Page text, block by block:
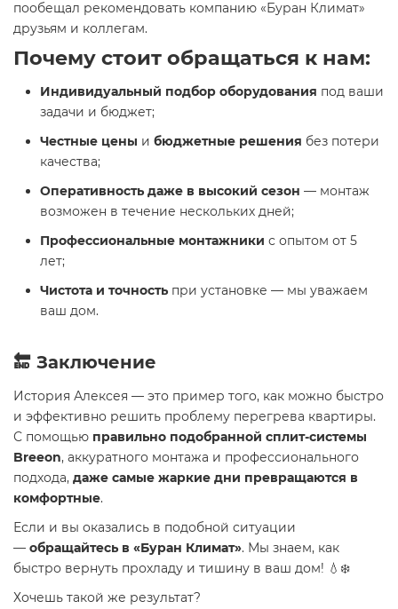
пообещал рекомендовать компанию «Буран Климат»
друзьям и коллегам.
Почему стоит обращаться к нам:
Индивидуальный подбор оборудования под ваши
задачи и бюджет;
Честные цены и бюджетные решения без потери
качества;
Оперативность даже в высокий сезон — монтаж
возможен в течение нескольких дней;
Профессиональные монтажники с опытом от 5
лет;
Чистота и точность при установке — мы уважаем
ваш дом.
🔚 Заключение
История Алексея — это пример того, как можно быстро
и эффективно решить проблему перегрева квартиры.
С помощью правильно подобранной сплит-системы
Breeon, аккуратного монтажа и профессионального
подхода, даже самые жаркие дни превращаются в
комфортные.
Если и вы оказались в подобной ситуации
— обращайтесь в «Буран Климат». Мы знаем, как
быстро вернуть прохладу и тишину в ваш дом! 💧❄️
Хочешь такой же результат?